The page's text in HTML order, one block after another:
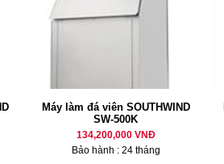
Máy làm đá viên SOUTHWIND
SW-500K
134,200,000 VNĐ
Bảo hành : 24 tháng